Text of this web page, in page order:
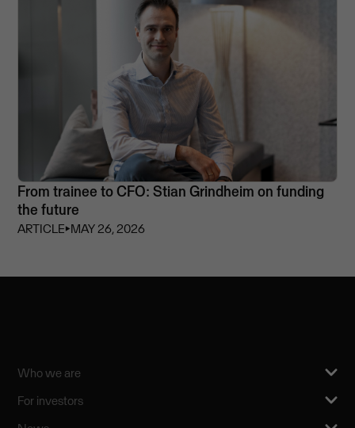
From trainee to CFO: Stian Grindheim on funding
the future
ARTICLE⏵MAY 26, 2026
Who we are
For investors